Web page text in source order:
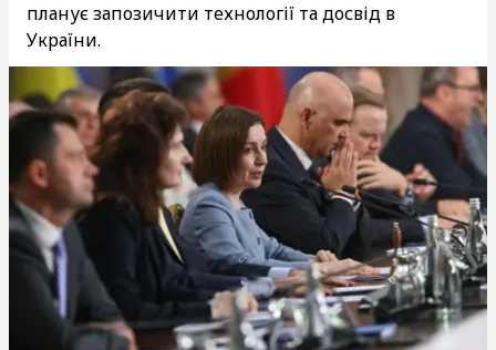
планує запозичити технології та досвід в
України.